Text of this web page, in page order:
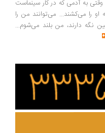
آدمی که در کار سینماست
می‌توانند من را
دارند، من بلند می‌شوم...